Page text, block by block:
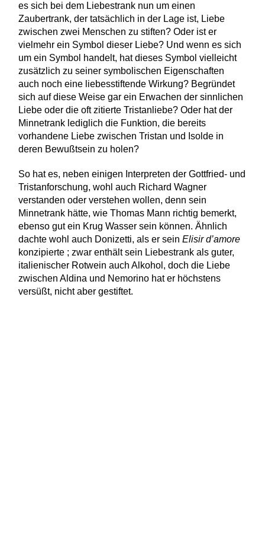
es sich bei dem Liebestrank nun um einen
Zaubertrank, der tatsächlich in der Lage ist, Liebe
zwischen zwei Menschen zu stiften? Oder ist er
vielmehr ein Symbol dieser Liebe? Und wenn es sich
um ein Symbol handelt, hat dieses Symbol vielleicht
zusätzlich zu seiner symbolischen Eigenschaften
auch noch eine liebesstiftende Wirkung? Begründet
sich auf diese Weise gar ein Erwachen der sinnlichen
Liebe oder die oft zitierte Tristanliebe? Oder hat der
Minnetrank lediglich die Funktion, die bereits
vorhandene Liebe zwischen Tristan und Isolde in
deren Bewußtsein zu holen?
So hat es, neben einigen Interpreten der Gottfried- und
Tristanforschung, wohl auch Richard Wagner
verstanden oder verstehen wollen, denn sein
Minnetrank hätte, wie Thomas Mann richtig bemerkt,
ebenso gut ein Krug Wasser sein können. Ähnlich
dachte wohl auch Donizetti, als er seinElisir d’amore
konzipierte ; zwar enthält sein Liebestrank als guter,
italienischer Rotwein auch Alkohol, doch die Liebe
zwischen Aldina und Nemorino hat er höchstens
versüßt, nicht aber gestiftet.